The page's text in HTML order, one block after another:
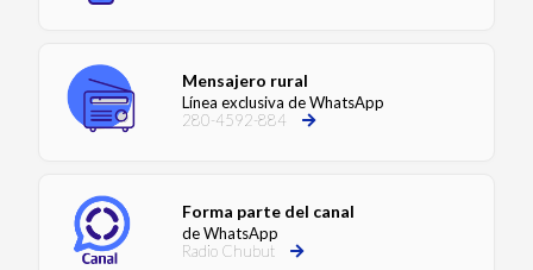
Mensajero rural
Línea exclusiva de WhatsApp
280-4592-884
Forma parte del canal
de WhatsApp
Radio Chubut